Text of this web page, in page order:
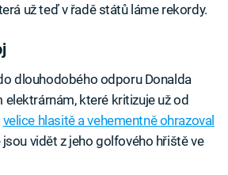
už teď v řadě států láme rekordy.
dlouhodobého odporu Donalda
elektrárnám, které kritizuje už od
velice hlasitě a vehementně ohrazoval
vidět z jeho golfového hřiště ve